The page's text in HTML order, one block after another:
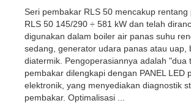
Seri pembakar RLS 50 mencakup rentang
RLS 50 145/290 ÷ 581 kW dan telah
digunakan dalam boiler air panas suhu
sedang, generator udara panas atau uap,
diatermik. Pengoperasiannya adalah "dua
pembakar dilengkapi dengan PANEL LED
elektronik, yang menyediakan diagnostik
pembakar. Optimalisasi ...